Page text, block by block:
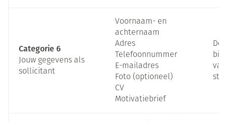
Categorie 6
Jouw gegevens als
sollicitant
Voornaam- en
achternaam
Adres
Telefoonnummer
E-mailadres
Foto (optioneel)
CV
Motivatiebrief
bij